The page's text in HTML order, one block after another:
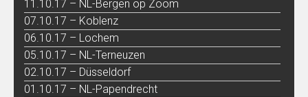
11.10.17 – NL-Bergen op Zoom
07.10.17 – Koblenz
06.10.17 – Lochem
05.10.17 – NL-Terneuzen
02.10.17 – Düsseldorf
01.10.17 – NL-Papendrecht